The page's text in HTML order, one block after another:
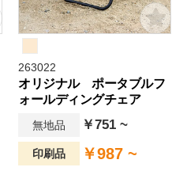
263022
オリジナル ポータブルフ
ォールディングチェア
無地品 ￥751 ~
印刷品 ￥987 ~